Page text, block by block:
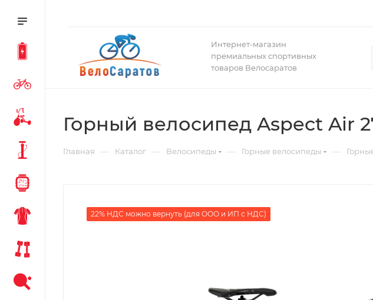
Интернет-магазин
премиальных спортивных
товаров Велосаратов
Горный велосипед Aspect Air
Главная — Каталог — Велосипеды — Горные велосипеды —
22% НДС можно вернуть (для ООО и ИП с НДС)